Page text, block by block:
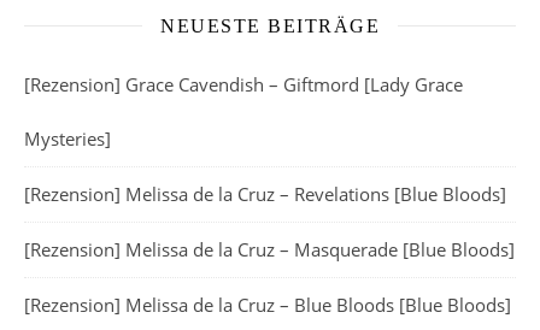
NEUESTE BEITRÄGE
[Rezension] Grace Cavendish – Giftmord [Lady Grace
Mysteries]
[Rezension] Melissa de la Cruz – Revelations [Blue Bloods]
[Rezension] Melissa de la Cruz – Masquerade [Blue Bloods]
[Rezension] Melissa de la Cruz – Blue Bloods [Blue Bloods]